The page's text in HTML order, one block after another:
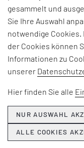
Beiträge und
und
unseren
Hier
gesammelt und
Sie Ihre Auswahl
notwendige Cookies.
der Cookies können
Informationen zu
unserer
Hier finden Sie alle
NUR AUSWAHL
ALLE COOKIES